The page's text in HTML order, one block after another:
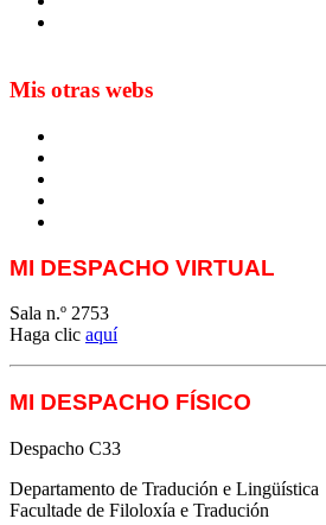
Mis otras webs
MI DESPACHO VIRTUAL
Sala n.º 2753
Haga clic aquí
MI DESPACHO FÍSICO
Despacho C33
Departamento de Tradución e Lingüística
Facultade de Filoloxía e Tradución